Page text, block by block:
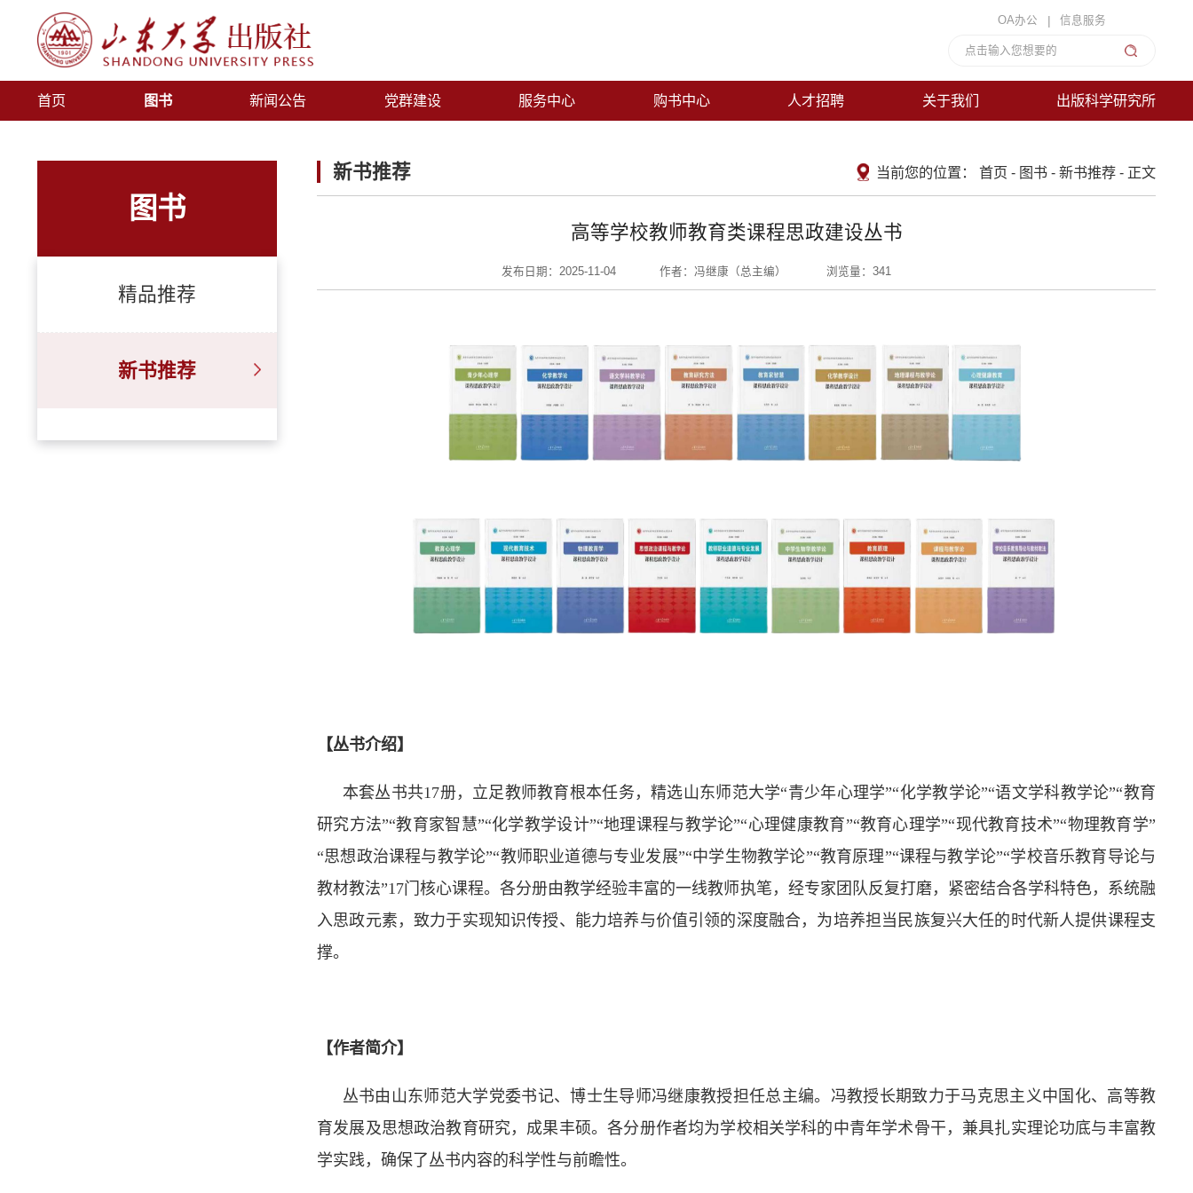
OA办公 | 信息服务
首页 图书 新闻公告 党群建设 服务中心 购书中心 人才招聘 关于我们 出版科学研究所
图书
精品推荐
新书推荐
新书推荐 当前您的位置： 首页 - 图书 - 新书推荐 - 正文
高等学校教师教育类课程思政建设丛书
发布日期：2025-11-04 作者：冯继康（总主编） 浏览量： 341
【丛书介绍】
本套丛书共17册，立足教师教育根本任务，精选山东师范大学“青少年心理学”“化学教学论”“语文学科教学论”“教育
研究方法”“教育家智慧”“化学教学设计”“地理课程与教学论”“心理健康教育”“教育心理学”“现代教育技术”“物理教育学”
“思想政治课程与教学论”“教师职业道德与专业发展”“中学生物教学论”“教育原理”“课程与教学论”“学校音乐教育导论与
教材教法”17门核心课程。各分册由教学经验丰富的一线教师执笔，经专家团队反复打磨，紧密结合各学科特色，系统融
入思政元素，致力于实现知识传授、能力培养与价值引领的深度融合，为培养担当民族复兴大任的时代新人提供课程支
撑。
【作者简介】
丛书由山东师范大学党委书记、博士生导师冯继康教授担任总主编。冯教授长期致力于马克思主义中国化、高等教
育发展及思想政治教育研究，成果丰硕。各分册作者均为学校相关学科的中青年学术骨干，兼具扎实理论功底与丰富教
学实践，确保了丛书内容的科学性与前瞻性。